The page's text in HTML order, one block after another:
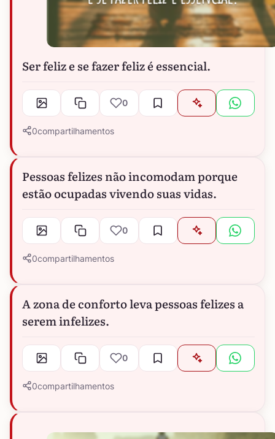
Ser feliz e se fazer feliz é essencial.
0
0compartilhamentos
Pessoas felizes não incomodam porque
estão ocupadas vivendo suas vidas.
0
0compartilhamentos
A zona de conforto leva pessoas felizes a
serem infelizes.
0
0compartilhamentos